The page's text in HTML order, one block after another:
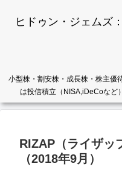
ヒドゥン・ジェムズ
小型株・割安株・成長株・株主優
は投信積立（NISA,iDeCoなど
RIZAP（ライザッ
（2018年9月）